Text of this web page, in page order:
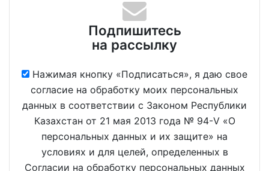
Подпишитесь
на рассылку
Нажимая кнопку «Подписаться», я даю свое
согласие на обработку моих персональных
данных в соответствии с Законом Республики
Казахстан от 21 мая 2013 года № 94-V «О
персональных данных и их защите» на
условиях и для целей, определенных в
Согласии на обработку персональных данных